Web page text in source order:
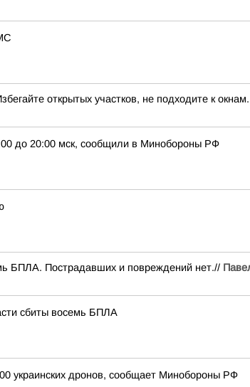
открытых участков, не подходите к
до 20:00 мск, сообщили в Минобороны РФ
БПЛА. Пострадавших и повреждений нет.//
сбиты восемь БПЛА
украинских дронов, сообщает Минобороны РФ